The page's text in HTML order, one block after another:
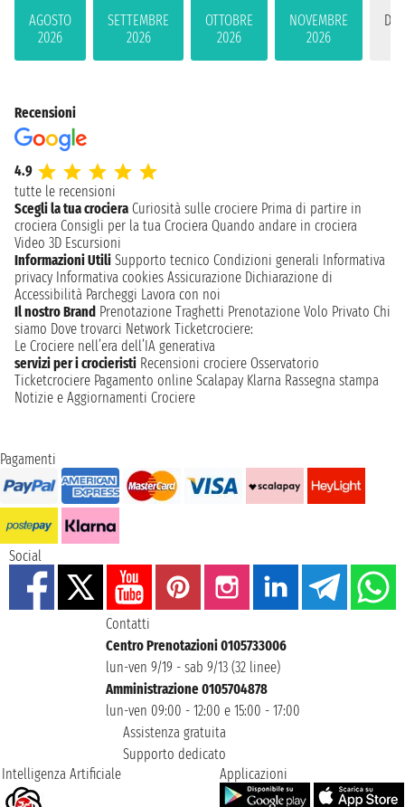
AGOSTO
2026
SETTEMBRE
2026
OTTOBRE
2026
NOVEMBRE
2026
Recensioni
4.9
tutte le recensioni
Scegli la tua crociera Curiosità sulle crociere Prima di partire in
crociera Consigli per la tua Crociera Quando andare in crociera
Video 3D Escursioni
Informazioni Utili Supporto tecnico Condizioni generali Informativa
privacy Informativa cookies Assicurazione Dichiarazione di
Accessibilità Parcheggi Lavora con noi
Il nostro Brand Prenotazione Traghetti Prenotazione Volo Privato Chi
siamo Dove trovarci Network Ticketcrociere:
Le Crociere nell’era dell’IA generativa
servizi per i crocieristi Recensioni crociere Osservatorio
Ticketcrociere Pagamento online Scalapay Klarna Rassegna stampa
Notizie e Aggiornamenti Crociere
Pagamenti
Social
Contatti
Centro Prenotazioni 0105733006
lun-ven 9/19 - sab 9/13 (32 linee)
Amministrazione 0105704878
lun-ven 09:00 - 12:00 e 15:00 - 17:00
Assistenza gratuita
Supporto dedicato
Intelligenza Artificiale
Applicazioni